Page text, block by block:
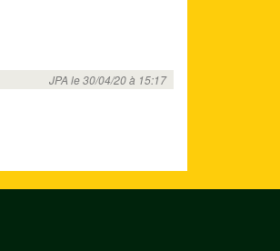
JPA le 30/04/20 à 15:17